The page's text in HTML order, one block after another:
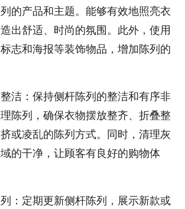
的产品和主题。能够有效地照亮衣
出舒适、时尚的氛围。此外，使用
志和海报等装饰物品，增加陈列的
：保持侧杆陈列的整洁和有序非
陈列，确保衣物摆放整齐、折叠整
或凌乱的陈列方式。同时，清理灰
的干净，让顾客有良好的购物体
定期更新侧杆陈列，展示新款或